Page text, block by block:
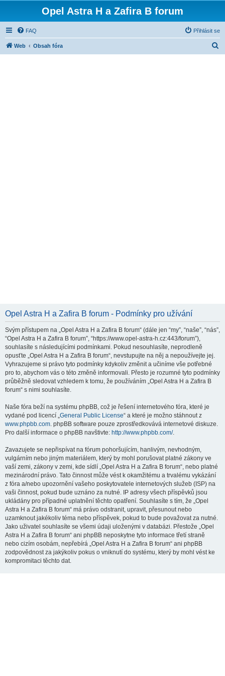
Opel Astra H a Zafira B forum
FAQ Přihlásit se
Web Obsah fóra
Opel Astra H a Zafira B forum - Podmínky pro užívání
Svým přístupem na „Opel Astra H a Zafira B forum“ (dále jen “my”, “naše”, “nás”,
“Opel Astra H a Zafira B forum”, “https://www.opel-astra-h.cz:443/forum”),
souhlasíte s následujícími podmínkami. Pokud nesouhlasíte, neprodleně
opusťte „Opel Astra H a Zafira B forum“, nevstupujte na něj a nepoužívejte jej.
Vyhrazujeme si právo tyto podmínky kdykoliv změnit a učiníme vše potřebné
pro to, abychom vás o této změně informovali. Přesto je rozumné tyto podmínky
průběžně sledovat vzhledem k tomu, že používáním „Opel Astra H a Zafira B
forum“ s nimi souhlasíte.
Naše fóra beží na systému phpBB, což je řešení internetového fóra, které je
vydané pod licencí „General Public License“ a které je možno stáhnout z
www.phpbb.com. phpBB software pouze zprostředkovává internetové diskuze.
Pro další informace o phpBB navštivte: http://www.phpbb.com/.
Zavazujete se nepřispívat na fórum pohoršujícím, hanlivým, nevhodným,
vulgárním nebo jiným materiálem, který by mohl porušovat platné zákony ve
vaší zemi, zákony v zemi, kde sídlí „Opel Astra H a Zafira B forum“, nebo platné
mezinárodní právo. Tato činnost může vést k okamžitému a trvalému vykázání
z fóra a/nebo upozornění vašeho poskytovatele internetových služeb (ISP) na
vaši činnost, pokud bude uznáno za nutné. IP adresy všech příspěvků jsou
ukládány pro případné uplatnění těchto opatření. Souhlasíte s tím, že „Opel
Astra H a Zafira B forum“ má právo odstranit, upravit, přesunout nebo
uzamknout jakékoliv téma nebo příspěvek, pokud to bude považovat za nutné.
Jako uživatel souhlasíte se všemi údaji uloženými v databázi. Přestože „Opel
Astra H a Zafira B forum“ ani phpBB neposkytne tyto informace třetí straně
nebo cizím osobám, nepřebírá „Opel Astra H a Zafira B forum“ ani phpBB
zodpovědnost za jakýkoliv pokus o vniknutí do systému, který by mohl vést ke
kompromitaci těchto dat.